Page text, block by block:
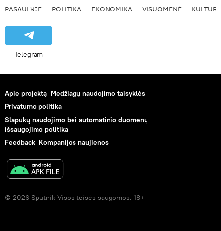
PASAULYJE POLITIKA EKONOMIKA VISUOMENĖ KULTŪRA
Telegram
Apie projektą Medžiagų naudojimo taisyklės
Privatumo politika
Slapukų naudojimo bei automatinio duomenų
išsaugojimo politika
Feedback Kompanijos naujienos
© 2026 Sputnik Visos teisės saugomos. 18+